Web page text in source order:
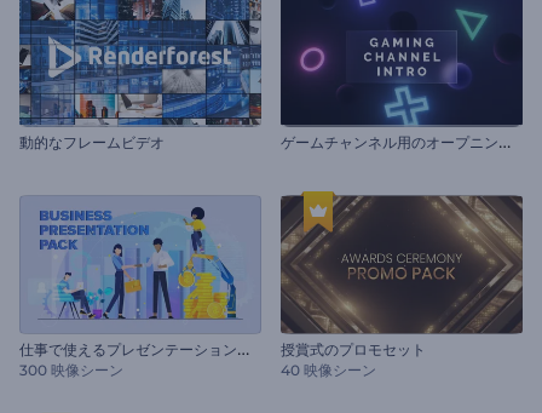
動的なフレームビデオ ゲ
ームチャンネル用のオープニング動画
仕
事で使えるプレゼンテーション用セット
300 映像シーン
授賞式のプロモセット
40 映像シーン